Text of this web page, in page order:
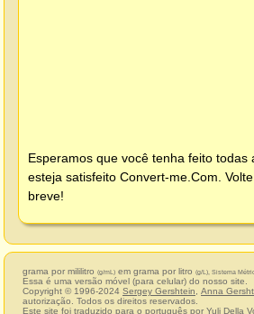
Esperamos que você tenha feito todas
esteja satisfeito Convert-me.Com .
breve!
grama por mililitro (g/mL) em grama por litro (g/L), Sistema
Essa é uma versão móvel (para celular) do nosso site.
Copyright © 1996-2024 Sergey Gershtein Anna
autorização. Todos os direitos reservados.
Este site foi traduzido para o português por Yuli Della